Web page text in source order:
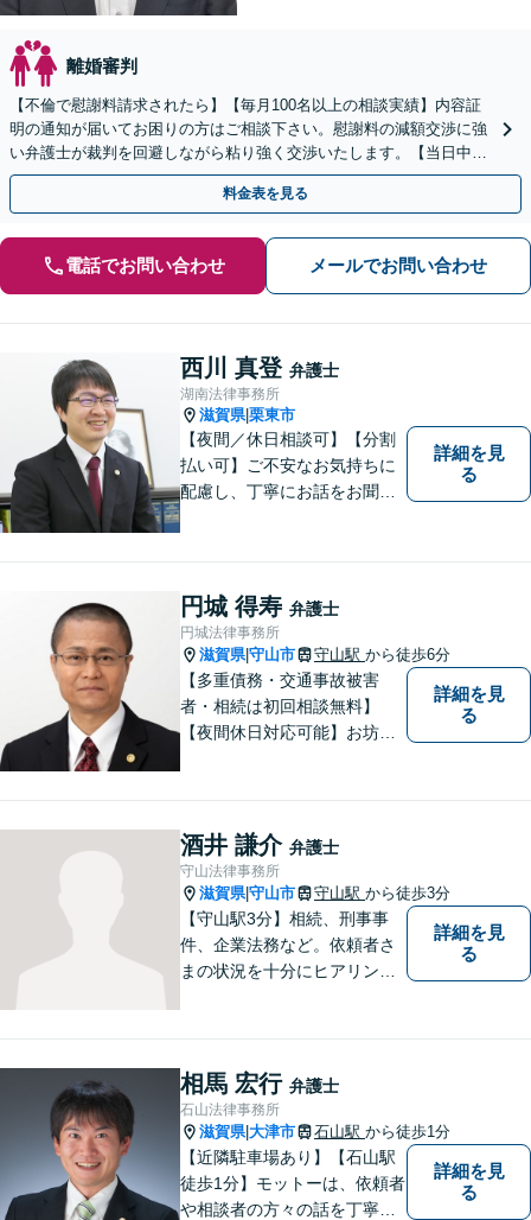
離婚審判
【不倫で慰謝料請求されたら】【毎月100名以上の相談実績】内容証
明の通知が届いてお困りの方はご相談下さい。慰謝料の減額交渉に強
い弁護士が裁判を回避しながら粘り強く交渉いたします。【当日中の
相談可(予約制)】【滋賀県全域対応】
料金表を見る
電話でお問い合わせ メールでお問い合わせ
西川 真登 弁護士
湖南法律事務所
滋賀県|栗東市
【夜間／休日相談可】【分割
払い可】ご不安なお気持ちに
配慮し、丁寧にお話をお聞き
い合わせください。
詳細を見
る
円城 得寿 弁護士
円城法律事務所
滋賀県|守山市 守山駅 から徒歩6分
【多重債務・交通事故被害
者・相続は初回相談無料】
【夜間休日対応可能】お坊さ
の目線で敷居が低い弁護士と
して、親身にあなたの立場に
立って、ご相談に対応いたし
ます。
詳細を見
る
酒井 謙介 弁護士
守山法律事務所
滋賀県|守山市 守山駅 から徒歩3分
【守山駅3分】相続、刑事事
件、企業法務など。依頼者さ
まの状況を十分にヒアリング
ます。お気軽にご相談くださ
い【隣接駐車場あり】
詳細を見
る
相馬 宏行 弁護士
石山法律事務所
滋賀県|大津市 石山駅 から徒歩1分
【近隣駐車場あり】【石山駅
徒歩1分】モットーは、依頼者
や相談者の方々の話を丁寧に
詳細を見
る